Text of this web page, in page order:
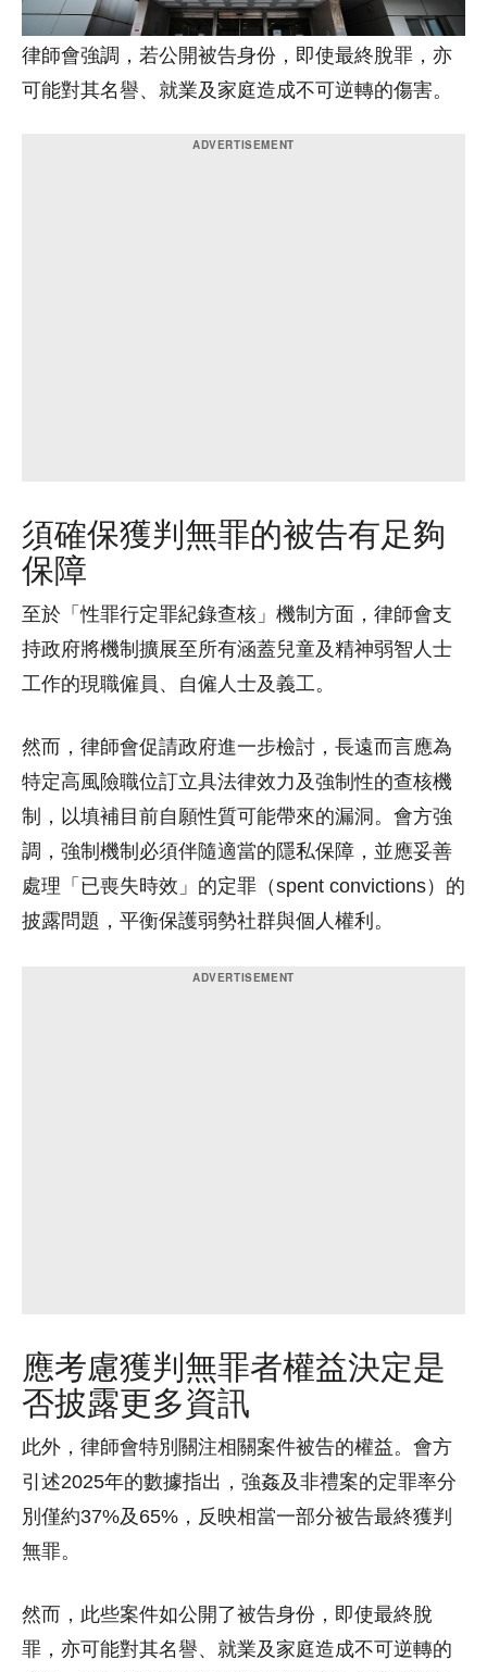
律師會強調，若公開被告身份，即使最終脫罪，亦
可能對其名譽、就業及家庭造成不可逆轉的傷害。
須確保獲判無罪的被告有足夠
保障
至於「性罪行定罪紀錄查核」機制方面，律師會支
持政府將機制擴展至所有涵蓋兒童及精神弱智人士
工作的現職僱員、自僱人士及義工。
然而，律師會促請政府進一步檢討，長遠而言應為
特定高風險職位訂立具法律效力及強制性的查核機
制，以填補目前自願性質可能帶來的漏洞。會方強
調，強制機制必須伴隨適當的隱私保障，並應妥善
處理「已喪失時效」的定罪（spent convictions）的
披露問題，平衡保護弱勢社群與個人權利。
應考慮獲判無罪者權益決定是
否披露更多資訊
此外，律師會特別關注相關案件被告的權益。會方
引述2025年的數據指出，強姦及非禮案的定罪率分
別僅約37%及65%，反映相當一部分被告最終獲判
無罪。
然而，此些案件如公開了被告身份，即使最終脫
罪，亦可能對其名譽、就業及家庭造成不可逆轉的